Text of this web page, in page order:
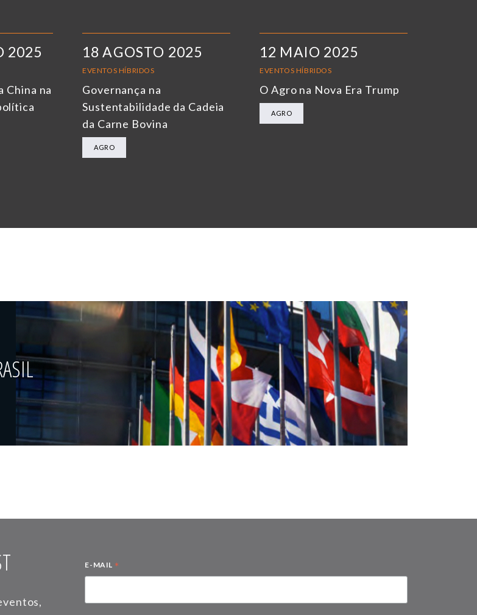
2025
China na
18 AGOSTO 2025
EVENTOS HÍBRIDOS
Governança na
Sustentabilidade da Cadeia
da Carne Bovina
AGRO
12 MAIO 2025
EVENTOS HÍBRIDOS
O Agro na Nova Era Trump
AGRO
E-MAIL *